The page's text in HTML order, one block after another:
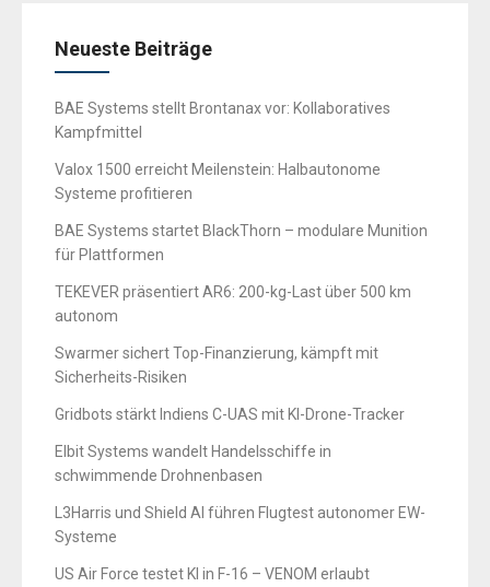
Neueste Beiträge
BAE Systems stellt Brontanax vor: Kollaboratives
Kampfmittel
Valox 1500 erreicht Meilenstein: Halbautonome
Systeme profitieren
BAE Systems startet BlackThorn – modulare Munition
für Plattformen
TEKEVER präsentiert AR6: 200-kg-Last über 500 km
autonom
Swarmer sichert Top-Finanzierung, kämpft mit
Sicherheits-Risiken
Gridbots stärkt Indiens C-UAS mit KI-Drone-Tracker
Elbit Systems wandelt Handelsschiffe in
schwimmende Drohnenbasen
L3Harris und Shield AI führen Flugtest autonomer EW-
Systeme
US Air Force testet KI in F-16 – VENOM erlaubt